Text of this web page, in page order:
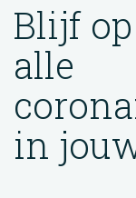
Blijf
alle
in